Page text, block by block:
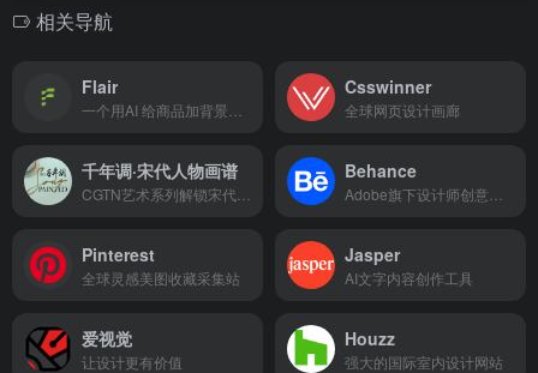
相关导航
Flair Csswinner
全球网页设计画廊
千年调·宋代人物画谱 Behance
Pinterest
全球灵感美图收藏采集站
Jasper
AI文字内容创作工具
爱视觉
让设计更有价值
Houzz
强大的国际室内设计网站